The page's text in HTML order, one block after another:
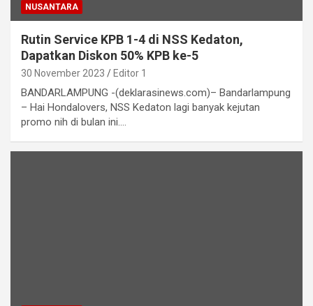
NUSANTARA
Rutin Service KPB 1-4 di NSS Kedaton,
Dapatkan Diskon 50% KPB ke-5
30 November 2023 Editor 1
BANDARLAMPUNG -(deklarasinews.com)– Bandarlampung
– Hai Hondalovers, NSS Kedaton lagi banyak kejutan
promo nih di bulan ini.…